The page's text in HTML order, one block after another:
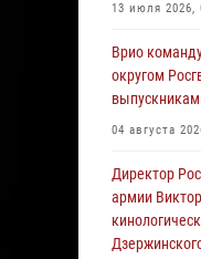
приступили к
Урале
08 августа
08 августа
13 июля 2026,
Врио
округом
04 августа
Директор
армии